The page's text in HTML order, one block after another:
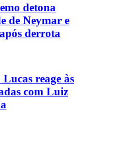
detona
de Neymar e
derrota
reage às
com Luiz